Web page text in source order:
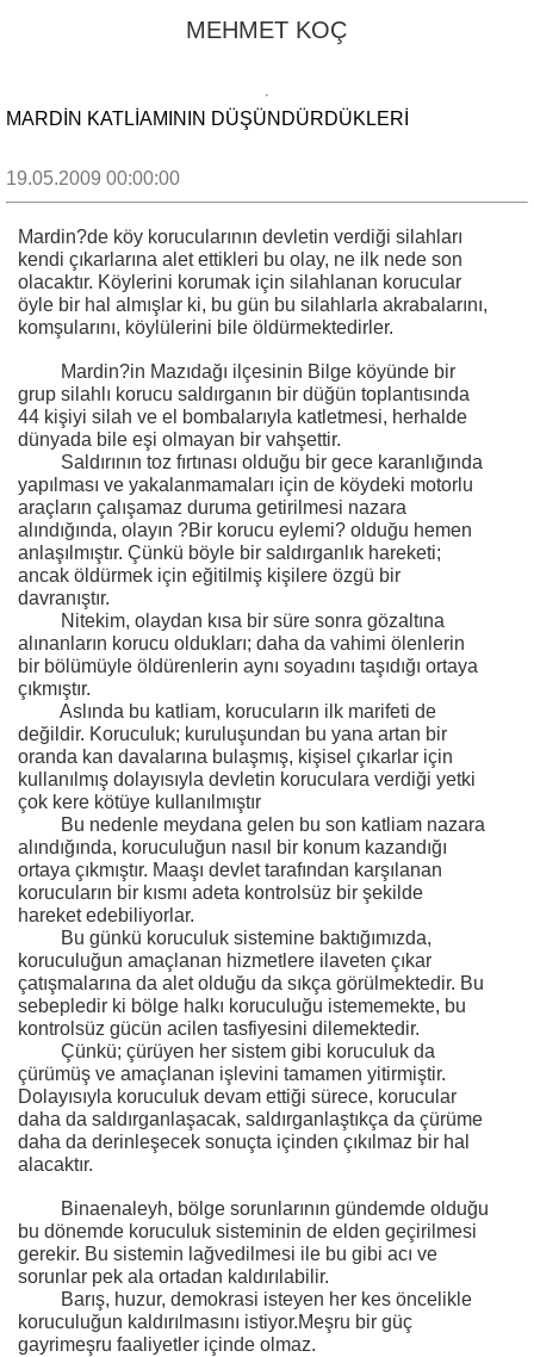
MEHMET KOÇ
MARDIN KATLIAMININ DÜŞÜNDÜRDÜKLERI
19.05.2009 00:00:00
Mardin?de köy korucularının devletin verdiği silahları
kendi çıkarlarına alet ettikleri bu olay, ne ilk nede son
olacaktır. Köylerini korumak için silahlanan korucular
öyle bir hal almışlar ki, bu gün bu silahlarla akrabalarını,
komşularını, köylülerini bile öldürmektedirler.
Mardin?in Mazıdağı ilçesinin Bilge köyünde bir
grup silahlı korucu saldırganın bir düğün toplantısında
44 kişiyi silah ve el bombalarıyla katletmesi, herhalde
dünyada bile eşi olmayan bir vahşettir.
Saldırının toz fırtınası olduğu bir gece karanlığında
yapılması ve yakalanmamaları için de köydeki motorlu
araçların çalışamaz duruma getirilmesi nazara
alındığında, olayın ?Bir korucu eylemi? olduğu hemen
anlaşılmıştır. Çünkü böyle bir saldırganlık hareketi;
ancak öldürmek için eğitilmiş kişilere özgü bir
davranıştır.
Nitekim, olaydan kısa bir süre sonra gözaltına
alınanların korucu oldukları; daha da vahimi ölenlerin
bir bölümüyle öldürenlerin aynı soyadını taşıdığı ortaya
çıkmıştır.
Aslında bu katliam, korucuların ilk marifeti de
değildir. Koruculuk; kuruluşundan bu yana artan bir
oranda kan davalarına bulaşmış, kişisel çıkarlar için
kullanılmış dolayısıyla devletin koruculara verdiği yetki
çok kere kötüye kullanılmıştır
Bu nedenle meydana gelen bu son katliam nazara
alındığında, koruculuğun nasıl bir konum kazandığı
ortaya çıkmıştır. Maaşı devlet tarafından karşılanan
korucuların bir kısmı adeta kontrolsüz bir şekilde
hareket edebiliyorlar.
Bu günkü koruculuk sistemine baktığımızda,
koruculuğun amaçlanan hizmetlere ilaveten çıkar
çatışmalarına da alet olduğu da sıkça görülmektedir. Bu
sebepledir ki bölge halkı koruculuğu istememekte, bu
kontrolsüz gücün acilen tasfiyesini dilemektedir.
Çünkü; çürüyen her sistem gibi koruculuk da
çürümüş ve amaçlanan işlevini tamamen yitirmiştir.
Dolayısıyla koruculuk devam ettiği sürece, korucular
daha da saldırganlaşacak, saldırganlaştıkça da çürüme
daha da derinleşecek sonuçta içinden çıkılmaz bir hal
alacaktır.
Binaenaleyh, bölge sorunlarının gündemde olduğu
bu dönemde koruculuk sisteminin de elden geçirilmesi
gerekir. Bu sistemin lağvedilmesi ile bu gibi acı ve
sorunlar pek ala ortadan kaldırılabilir.
Barış, huzur, demokrasi isteyen her kes öncelikle
koruculuğun kaldırılmasını istiyor.Meşru bir güç
gayrimeşru faaliyetler içinde olmaz.